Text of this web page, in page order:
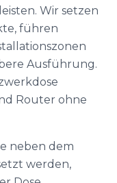
Wir setzen
führen
Ausführung.
Router ohne
neben dem
werden,